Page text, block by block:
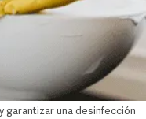
garantizar una desinfección